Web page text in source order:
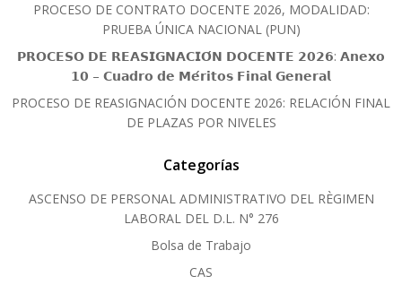
PROCESO DE CONTRATO DOCENTE 2026, MODALIDAD:
PRUEBA ÚNICA NACIONAL (PUN)
𝗣𝗥𝗢𝗖𝗘𝗦𝗢 𝗗𝗘 𝗥𝗘𝗔𝗦𝗜𝗚𝗡𝗔𝗖𝗜𝗢́𝗡 𝗗𝗢𝗖𝗘𝗡𝗧𝗘 𝟮𝟬𝟮𝟲: 𝗔𝗻𝗲𝘅𝗼
𝟭𝟬 – 𝗖𝘂𝗮𝗱𝗿𝗼 𝗱𝗲 𝗠𝗲́𝗿𝗶𝘁𝗼𝘀 𝗙𝗶𝗻𝗮𝗹 𝗚𝗲𝗻𝗲𝗿𝗮𝗹
PROCESO DE REASIGNACIÓN DOCENTE 2026: RELACIÓN FINAL
DE PLAZAS POR NIVELES
Categorías
ASCENSO DE PERSONAL ADMINISTRATIVO DEL RÈGIMEN
LABORAL DEL D.L. N° 276
Bolsa de Trabajo
CAS